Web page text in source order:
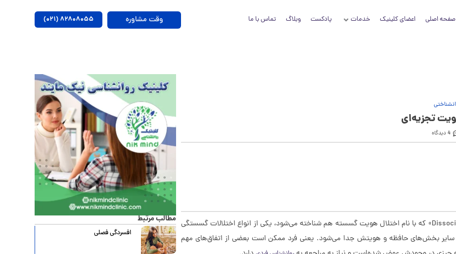
صفحه اصلی اعضای کلینیک خدمات پادکست وبلاگ تماس با ما وقت مشاوره ۸۲۸۰۸۰۵۵ (۰۲۱)
تجزیه‌ای
4 دیدگاه
اختلال هویت تجزیه‌ای به‌ انگلیسی «Dissociative Identity Disorder» که با نام اختلال هویت گسسته هم شناخته می‌شود، یکی از انواع اختلالات گسستگی
سایر بخش‌های حافظه و هویتش جدا می‌شود. یعنی فرد ممکن است بعضی از اتفاق‌های مهم
مطالب مرتبط
افسردگی فصلی